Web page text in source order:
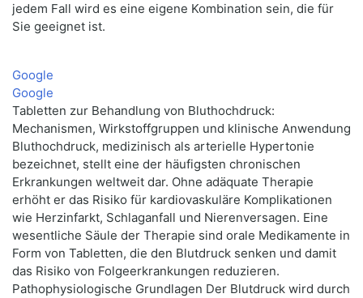
jedem Fall wird es eine eigene Kombination sein, die für
Sie geeignet ist.
Google
Google
Tabletten zur Behandlung von Bluthochdruck:
Mechanismen, Wirkstoffgruppen und klinische Anwendung
Bluthochdruck, medizinisch als arterielle Hypertonie
bezeichnet, stellt eine der häufigsten chronischen
Erkrankungen weltweit dar. Ohne adäquate Therapie
erhöht er das Risiko für kardiovaskuläre Komplikationen
wie Herzinfarkt, Schlaganfall und Nierenversagen. Eine
wesentliche Säule der Therapie sind orale Medikamente in
Form von Tabletten, die den Blutdruck senken und damit
das Risiko von Folgeerkrankungen reduzieren.
Pathophysiologische Grundlagen Der Blutdruck wird durch